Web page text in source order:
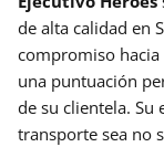
de alta calidad en
compromiso hacia
una puntuación
de su clientela. Su
transporte sea no